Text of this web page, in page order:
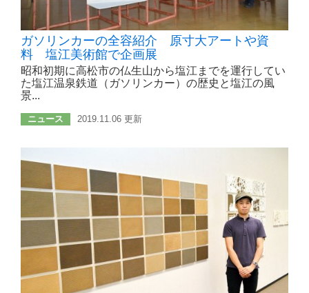
ガソリンカーの全容紹介 原寸大アートや資
料 塩江美術館で企画展
昭和初期に高松市の仏生山から塩江までを運行してい
た塩江温泉鉄道（ガソリンカー）の歴史と塩江の風
景...
ニュース 2019.11.06 更新